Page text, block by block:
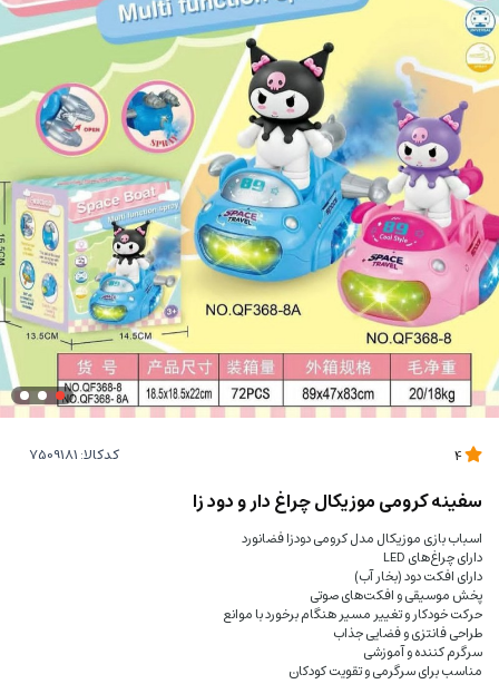
کدکالا:
سفینه کرومی موزیکال چراغ دار و دود زا
اسباب بازی موزیکال مدل کرومی دودزا فضانورد
دارای چراغ‌های LED
دارای افکت دود (بخار آب)
پخش موسیقی و افکت‌های صوتی
حرکت خودکار و تغییر مسیر هنگام برخورد با موانع
طراحی فانتزی و فضایی جذاب
سرگرم کننده و آموزشی
مناسب برای سرگرمی و تقویت کودکان